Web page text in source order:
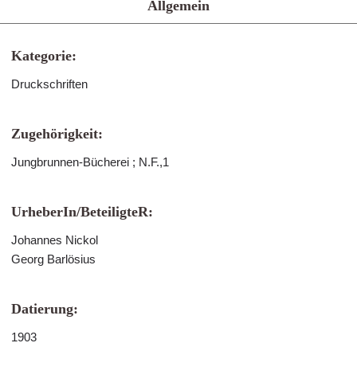
Allgemein
Kategorie:
Druckschriften
Zugehörigkeit:
Jungbrunnen-Bücherei ; N.F.,1
UrheberIn/BeteiligteR:
Johannes Nickol
Georg Barlösius
Datierung:
1903